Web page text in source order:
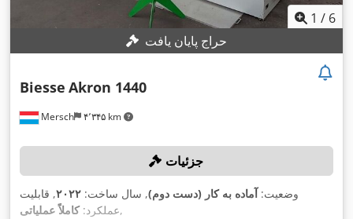
1 / 6
حراج پایان یافت
Mersch ۴٬۳۴۵ km
Biesse Akron 1440
جزئیات
وضعیت:آماده به کار (دست دوم), سال ساخت: ۲۰۲۲, قابلیت
عملکرد:کاملاً عملیاتی ,